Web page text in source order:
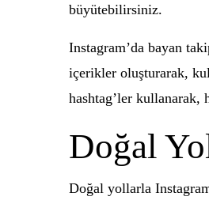
büyütebilirsiniz.
Instagram’da bayan
içerikler oluşturarak,
hashtag’ler kullanarak,
Doğal
Doğal yollarla